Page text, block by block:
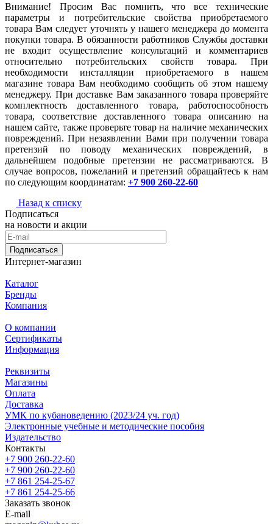
Внимание! Просим Вас помнить, что все технические
параметры и потребительские свойства приобретаемого
товара Вам следует уточнять у нашего менеджера до момента
покупки товара. В обязанности работников Службы доставки
не входит осуществление консультаций и комментариев
относительно потребительских свойств товара. При
необходимости инсталляции приобретаемого в нашем
магазине товара Вам необходимо сообщить об этом нашему
менеджеру. При доставке Вам заказанного товара проверяйте
комплектность доставленного товара, работоспособность
товара, соответствие доставленного товара описанию на
нашем сайте, также проверьте товар на наличие механических
повреждений. При незаявлении Вами при получении товара
претензий по поводу механических повреждений, в
дальнейшем подобные претензии не рассматриваются. В
случае вопросов, пожеланий и претензий обращайтесь к нам
по следующим координатам: +7 900 260-22-60
Назад к списку
Подписаться
на новости и акции
Подписаться
Интернет-магазин
Каталог
Бренды
Компания
О компании
Сертификаты
Информация
Реквизиты
Магазины
Oплата
Доставка
УМК по кубановедению (2023/24 уч. год)
Электронные учебные и методические пособия
Издательство
Контакты
+7 900 260-22-60
+7 900 260-22-60
+7 861 254-25-67
+7 861 254-25-66
Заказать звонок
E-mail